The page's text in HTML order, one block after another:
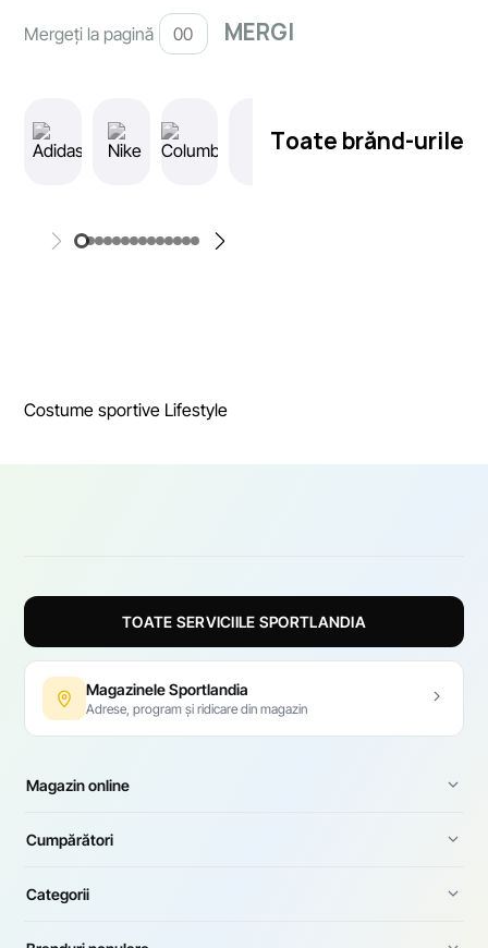
Mergeți la pagină
Toate brănd-urile
Costume sportive Lifestyle
TOATE SERVICIILE SPORTLANDIA
Magazinele Sportlandia
Adrese, program și ridicare din magazin
Magazin online
Cumpărători
Categorii